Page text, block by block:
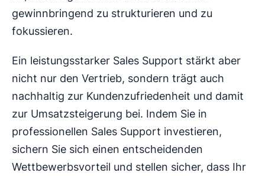
gewinnbringend zu strukturieren und zu
fokussieren.
Ein leistungsstarker Sales Support stärkt aber
nicht nur den Vertrieb, sondern trägt auch
nachhaltig zur Kundenzufriedenheit und damit
zur Umsatzsteigerung bei. Indem Sie in
professionellen Sales Support investieren,
sichern Sie sich einen entscheidenden
Wettbewerbsvorteil und stellen sicher, dass Ihr